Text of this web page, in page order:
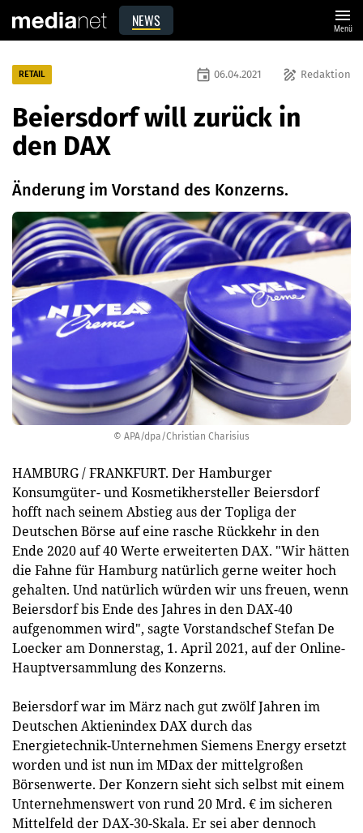
NEWS menu
Menü
© APA/dpa/Christian Charisius
RETAIL draw Redaktion
event 06.04.2021
Beiersdorf will zurück in
den DAX
Änderung im Vorstand des Konzerns.
HAMBURG / FRANKFURT. Der Hamburger
Konsumgüter- und Kosmetikhersteller Beiersdorf
hofft nach seinem Abstieg aus der Topliga der
Deutschen Börse auf eine rasche Rückkehr in den
Ende 2020 auf 40 Werte erweiterten DAX. "Wir hätten
die Fahne für Hamburg natürlich gerne weiter hoch
gehalten. Und natürlich würden wir uns freuen, wenn
Beiersdorf bis Ende des Jahres in den DAX-40
aufgenommen wird", sagte Vorstandschef Stefan De
Loecker am Donnerstag, 1. April 2021, auf der Online-
Hauptversammlung des Konzerns.
Beiersdorf war im März nach gut zwölf Jahren im
Deutschen Aktienindex DAX durch das
Energietechnik-Unternehmen Siemens Energy ersetzt
worden und ist nun im MDax der mittelgroßen
Börsenwerte. Der Konzern sieht sich selbst mit einem
Unternehmenswert von rund 20 Mrd. € im sicheren
Mittelfeld der DAX-30-Skala. Er sei aber dennoch